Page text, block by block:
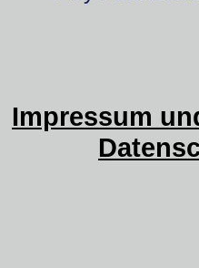
Impressum